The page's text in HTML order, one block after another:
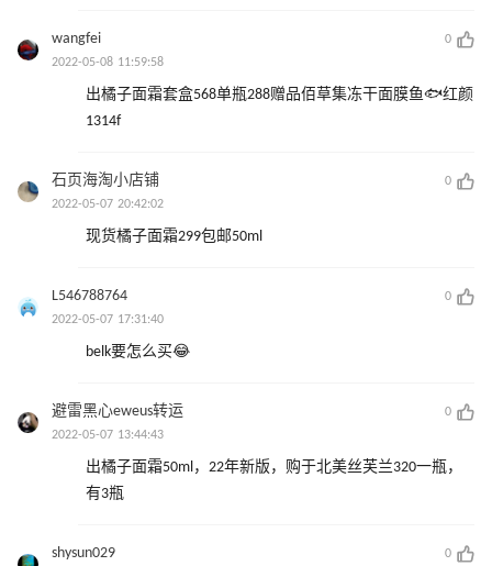
wangfei
0
2022-05-08 11:59:58
出橘子面霜套盒568单瓶288赠品佰草集冻干面膜鱼🐟红颜
1314f
石页海淘小店铺
0
2022-05-07 20:42:02
现货橘子面霜299包邮50ml
L546788764
0
2022-05-07 17:31:40
belk要怎么买😂
避雷黑心eweus转运
0
2022-05-07 13:44:43
出橘子面霜50ml，22年新版，购于北美丝芙兰320一瓶，
有3瓶
shysun029
0